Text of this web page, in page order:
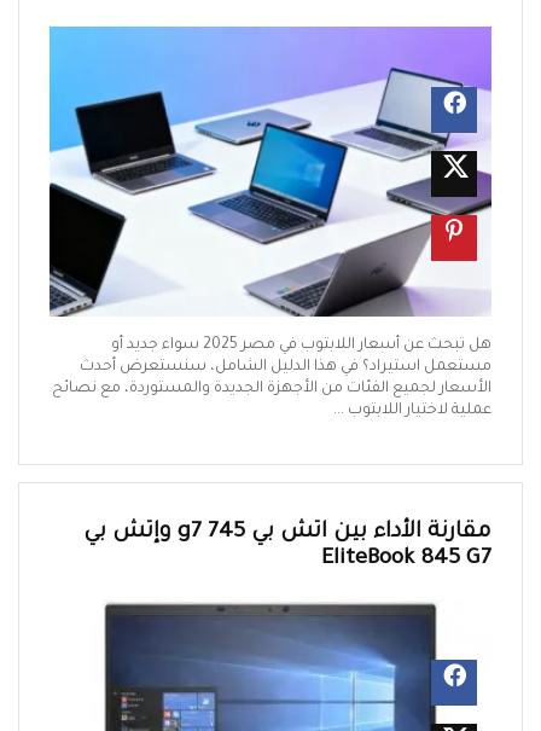
هل تبحث عن أسعار اللابتوب في مصر 2025 سواء جديد أو
مستعمل استيراد؟ في هذا الدليل الشامل، سنستعرض أحدث
الأسعار لجميع الفئات من الأجهزة الجديدة والمستوردة، مع نصائح
عملية لاختيار اللابتوب ...
مقارنة الأداء بين اتش بي 745 g7 وإتش بي
EliteBook 845 G7